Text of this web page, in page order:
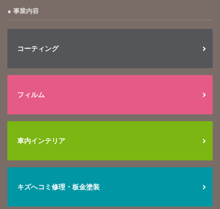
事業内容
コーティング
フィルム
車内インテリア
キズへコミ修理・板金塗装